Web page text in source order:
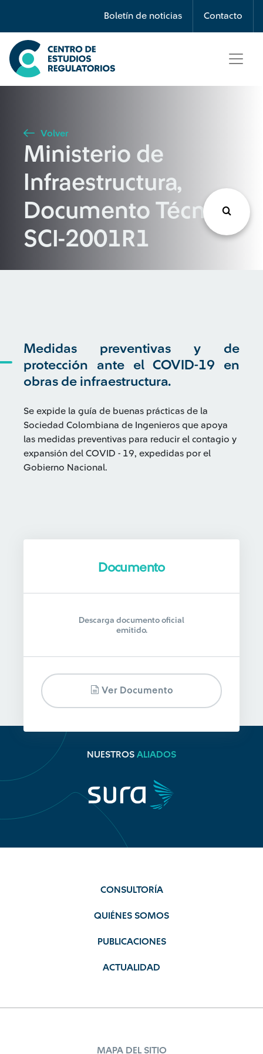
Boletín de noticias Contacto
Búsqueda
Seleccione país
Buscar
Volver
Ministerio de
Infraestructura,
Documento Técnico
SCI-2001R1
Medidas preventivas y de
protección ante el COVID-19 en
obras de infraestructura.
Se expide la guía de buenas prácticas de la
Sociedad Colombiana de Ingenieros que apoya
las medidas preventivas para reducir el contagio y
expansión del COVID - 19, expedidas por el
Gobierno Nacional.
Documento
Descarga documento oficial
emitido.
Ver Documento
NUESTROS ALIADOS
CONSULTORÍA
QUIÉNES SOMOS
PUBLICACIONES
ACTUALIDAD
MAPA DEL SITIO